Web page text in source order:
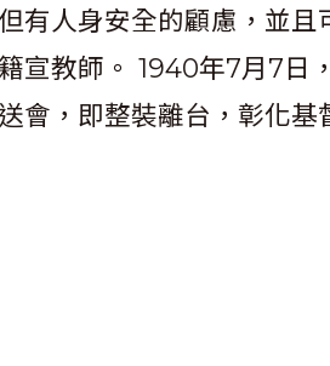
有人身安全的顧慮，並且
宣教師。 1940年7月7日
會，即整裝離台，彰化基